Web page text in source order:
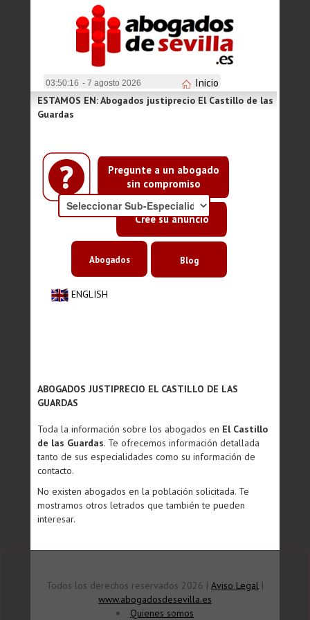
03:50:16 - 7 agosto 2026 Inicio
Pregunte a un abogado
sin compromiso
Cree su anuncio
ESTAMOS EN: Abogados justiprecio El Castillo de las
Guardas
ENGLISH
Abogados Blog
ABOGADOS JUSTIPRECIO EL CASTILLO DE LAS
GUARDAS
Toda la información sobre los abogados en El Castillo
de las Guardas. Te ofrecemos información detallada
tanto de sus especialidades como su información de
contacto.
No existen abogados en la población solicitada. Te
mostramos otros letrados que también te pueden
interesar.
Todos los derechos reservados 2026 | Aviso Legal |
www.abogadosdesevilla.es
Quienes somos